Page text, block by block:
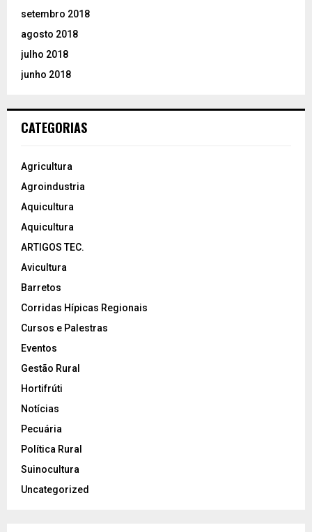
setembro 2018
agosto 2018
julho 2018
junho 2018
CATEGORIAS
Agricultura
Agroindustria
Aquicultura
Aquicultura
ARTIGOS TEC.
Avicultura
Barretos
Corridas Hípicas Regionais
Cursos e Palestras
Eventos
Gestão Rural
Hortifrúti
Notícias
Pecuária
Política Rural
Suinocultura
Uncategorized